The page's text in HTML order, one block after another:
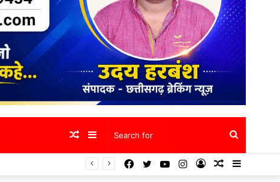
Search
for
Sidebar
Random
Article
Sidebar
Random
Log
Instagram
YouTube
Twitter
Facebook